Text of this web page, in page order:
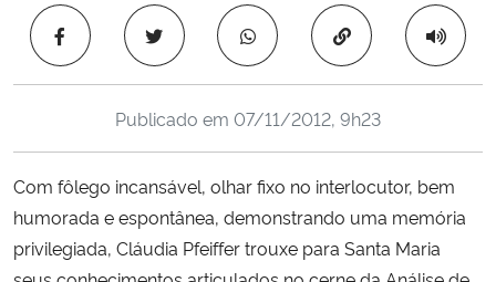
Ministério da Cidadania
Ministério da Saúde
Ministério de Minas e Energia
Ministério da Ciência, Tecnologia, Inovações e Comunicações
Ministério do Meio Ambiente
Copiar para área
Publicado em 07/11/2012, 9h23
Com fôlego incansável, olhar fixo no interlocutor, bem
humorada e espontânea, demonstrando uma memória
privilegiada, Cláudia Pfeiffer trouxe para Santa Maria